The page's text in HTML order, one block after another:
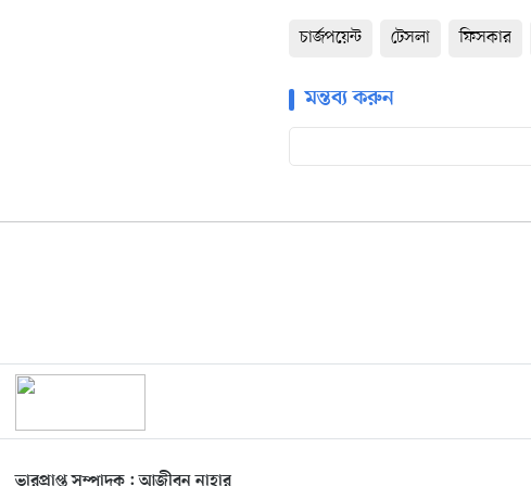
চার্জপয়েন্ট টেসলা ফিসকার
মন্তব্য করুন
ভারপ্রাপ্ত সম্পাদক : আজীবুন নাহার